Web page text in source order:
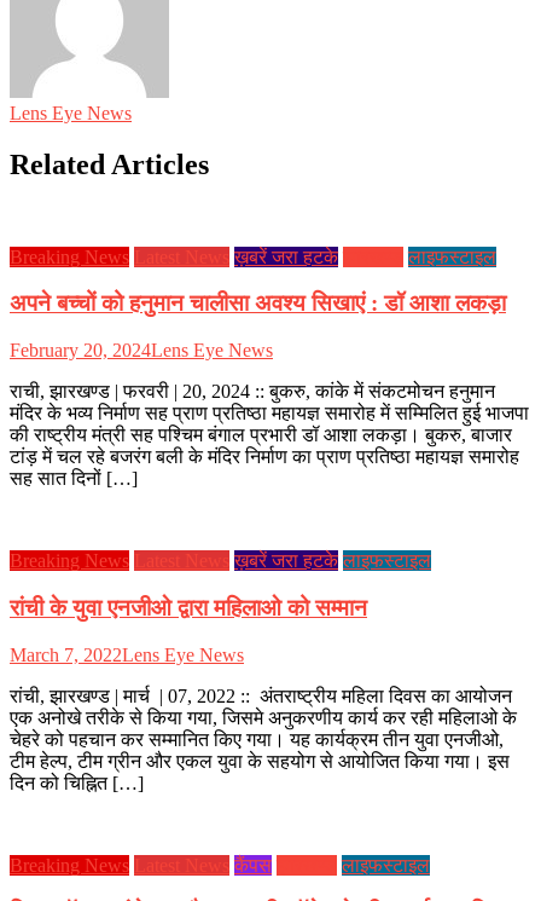
Lens Eye News
Related Articles
Breaking News Latest News ख़बरें जरा हटके लाइफस्टाइल
अपने बच्चों को हनुमान चालीसा अवश्य सिखाएं : डॉ आशा लकड़ा
February 20, 2024Lens Eye News
राची, झारखण्ड | फरवरी | 20, 2024 :: बुकरु, कांके में संकटमोचन हनुमान
मंदिर के भव्य निर्माण सह प्राण प्रतिष्ठा महायज्ञ समारोह में सम्मिलित हुई भाजपा
की राष्ट्रीय मंत्री सह पश्चिम बंगाल प्रभारी डॉ आशा लकड़ा। बुकरु, बाजार
टांड़ में चल रहे बजरंग बली के मंदिर निर्माण का प्राण प्रतिष्ठा महायज्ञ समारोह
सह सात दिनों […]
Breaking News Latest News ख़बरें जरा हटके लाइफस्टाइल
रांची के युवा एनजीओ द्वारा महिलाओ को सम्मान
March 7, 2022Lens Eye News
रांची, झारखण्ड | मार्च | 07, 2022 :: अंतराष्ट्रीय महिला दिवस का आयोजन
एक अनोखे तरीके से किया गया, जिसमे अनुकरणीय कार्य कर रही महिलाओ के
चेहरे को पहचान कर सम्मानित किए गया। यह कार्यक्रम तीन युवा एनजीओ,
टीम हेल्प, टीम ग्रीन और एकल युवा के सहयोग से आयोजित किया गया। इस
दिन को चिह्नित […]
Breaking News Latest News कैंपस लाइफस्टाइल